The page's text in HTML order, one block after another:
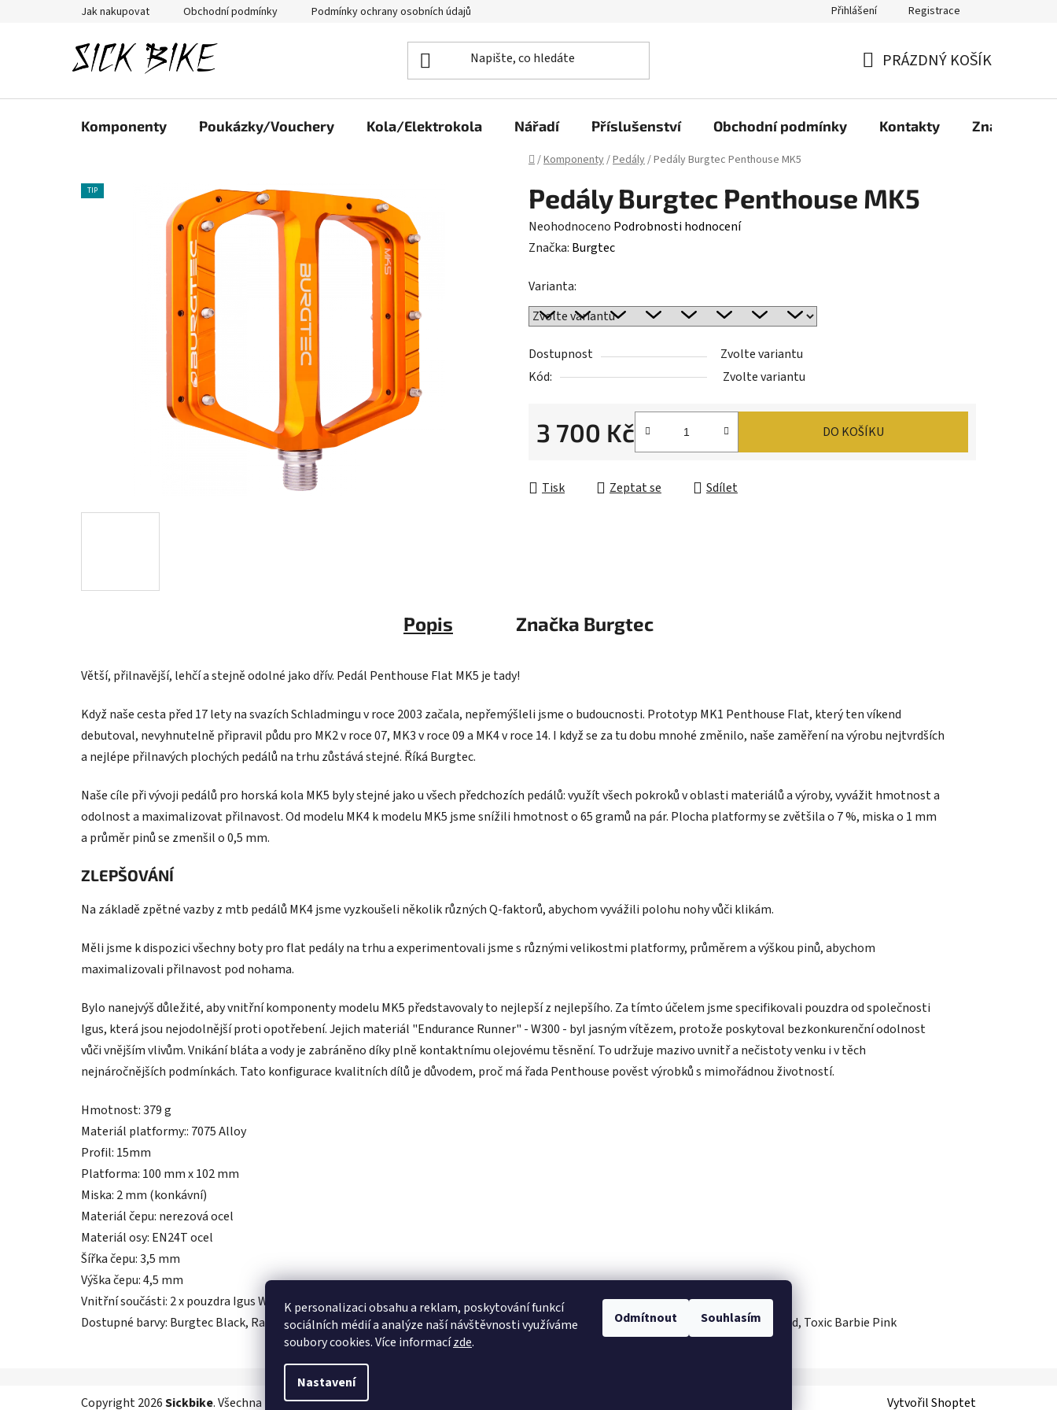
K personalizaci obsahu a reklam, poskytování funkcí
sociálních médií a analýze naší návštěvnosti využíváme
soubory cookies. Více informacízde.
Nastavení
Odmítnout Souhlasím
Jak nakupovat Obchodní podmínky Podmínky ochrany osobních údajů Přihlášení Registrace
KOŠÍK
PRÁZDNÝ KOŠÍK
Komponenty Poukázky/Vouchery Kola/Elektrokola Nářadí Příslušenství Obchodní podmínky Kontakty Značky
Domů
/Komponenty/Pedály/Pedály Burgtec Penthouse MK5
Pedály Burgtec Penthouse MK5
Průměrné
hodnocení
je
0,0
z
5
hvězdiček.
Neohodnoceno Podrobnosti hodnocení
Značka: Burgtec
Varianta:
Dostupnost
Zvolte variantu
Kód:
Zvolte variantu
3 700 Kč DO KOŠÍKU
Tisk Zeptat se Sdílet
TIP
Popis Značka Burgtec
Větší, přilnavější, lehčí a stejně odolné jako dřív. Pedál Penthouse Flat MK5 je tady!
Když naše cesta před 17 lety na svazích Schladmingu v roce 2003 začala, nepřemýšleli jsme o budoucnosti. Prototyp MK1 Penthouse Flat, který ten víkend
debutoval, nevyhnutelně připravil půdu pro MK2 v roce 07, MK3 v roce 09 a MK4 v roce 14. I když se za tu dobu mnohé změnilo, naše zaměření na výrobu nejtvrdších
a nejlépe přilnavých plochých pedálů na trhu zůstává stejné. Říká Burgtec.
Naše cíle při vývoji pedálů pro horská kola MK5 byly stejné jako u všech předchozích pedálů: využít všech pokroků v oblasti materiálů a výroby, vyvážit hmotnost a
odolnost a maximalizovat přilnavost. Od modelu MK4 k modelu MK5 jsme snížili hmotnost o 65 gramů na pár. Plocha platformy se zvětšila o 7 %, miska o 1 mm
a průměr pinů se zmenšil o 0,5 mm.
ZLEPŠOVÁNÍ
Na základě zpětné vazby z mtb pedálů MK4 jsme vyzkoušeli několik různých Q-faktorů, abychom vyvážili polohu nohy vůči klikám.
Měli jsme k dispozici všechny boty pro flat pedály na trhu a experimentovali jsme s různými velikostmi platformy, průměrem a výškou pinů, abychom
maximalizovali přilnavost pod nohama.
Bylo nanejvýš důležité, aby vnitřní komponenty modelu MK5 představovaly to nejlepší z nejlepšího. Za tímto účelem jsme specifikovali pouzdra od společnosti
Igus, která jsou nejodolnější proti opotřebení. Jejich materiál "Endurance Runner" - W300 - byl jasným vítězem, protože poskytoval bezkonkurenční odolnost
vůči vnějším vlivům. Vnikání bláta a vody je zabráněno díky plně kontaktnímu olejovému těsnění. To udržuje mazivo uvnitř a nečistoty venku i v těch
nejnáročnějších podmínkách. Tato konfigurace kvalitních dílů je důvodem, proč má řada Penthouse pověst výrobků s mimořádnou životností.
Hmotnost: 379 g
Materiál platformy:: 7075 Alloy
Profil: 15mm
Platforma: 100 mm x 102 mm
Miska: 2 mm (konkávní)
Materiál čepu: nerezová ocel
Materiál osy: EN24T ocel
Šířka čepu: 3,5 mm
Výška čepu: 4,5 mm
Vnitřní součásti: 2 x pouzdra Igus W300, jedno utěsněné ložisko a vnitřní gumové olejové těsnění.
Dostupné barvy: Burgtec Black, Race Red, Deep Blue, Purple Rain, Kash Bronze, Iron Bro Orange, Rhodium Silver, Burgtec Bullion Gold, Toxic Barbie Pink
Vytvořil Shoptet
Copyright 2026Sickbike. Všechna práva vyhrazena.Upravit nastavení cookies